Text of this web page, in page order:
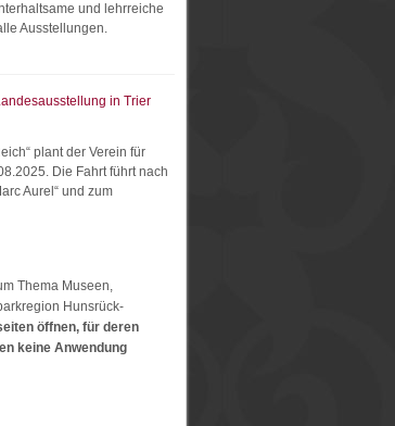
und lehrreiche
Ausstellungen.
in Trier
plant der Verein für
Die Fahrt führt nach
Aurel“ und zum
Thema Museen,
Hunsrück-
öffnen, für deren
keine Anwendung